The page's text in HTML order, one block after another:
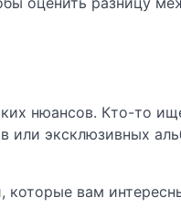
нюансов. Кто-то
или эксклюзивных
которые вам